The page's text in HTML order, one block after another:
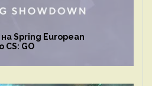
Spring European
CS: GO